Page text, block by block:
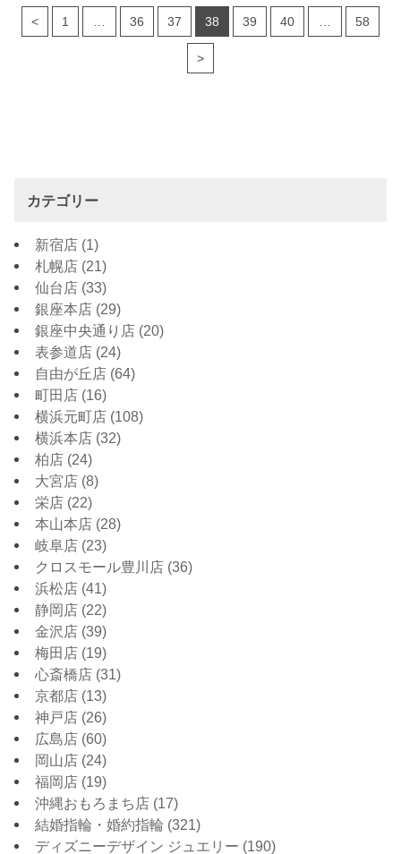
< 1 … 36 37 38 39 40 … 58
>
カテゴリー
新宿店 (1)
札幌店 (21)
仙台店 (33)
銀座本店 (29)
銀座中央通り店 (20)
表参道店 (24)
自由が丘店 (64)
町田店 (16)
横浜元町店 (108)
横浜本店 (32)
柏店 (24)
大宮店 (8)
栄店 (22)
本山本店 (28)
岐阜店 (23)
クロスモール豊川店 (36)
浜松店 (41)
静岡店 (22)
金沢店 (39)
梅田店 (19)
心斎橋店 (31)
京都店 (13)
神戸店 (26)
広島店 (60)
岡山店 (24)
福岡店 (19)
沖縄おもろまち店 (17)
結婚指輪・婚約指輪 (321)
ディズニーデザイン ジュエリー (190)